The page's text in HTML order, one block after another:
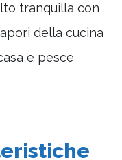
tranquilla con
della cucina
e pesce